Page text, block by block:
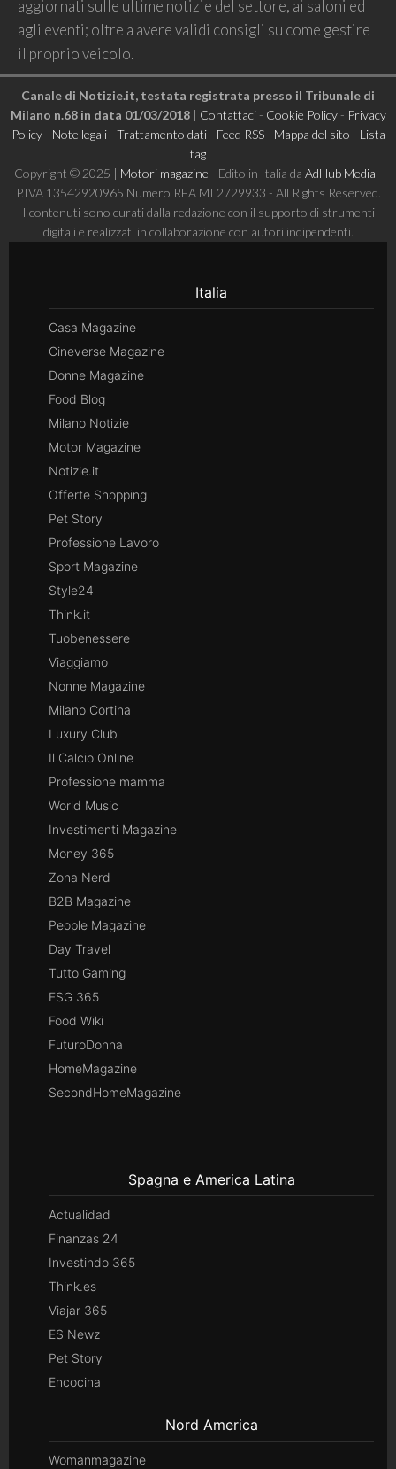
aggiornati sulle ultime notizie del settore, ai saloni ed
agli eventi; oltre a avere validi consigli su come gestire
il proprio veicolo.
Canale di Notizie.it, testata registrata presso il Tribunale di
Milano n.68 in data 01/03/2018| Contattaci- Cookie Policy- Privacy
Policy- Note legali- Trattamento dati- Feed RSS- Mappa del sito - Lista
tag
Copyright © 2025 | Motori magazine - Edito in Italia da AdHub Media -
P.IVA 13542920965 Numero REA MI 2729933 - All Rights Reserved.
I contenuti sono curati dalla redazione con il supporto di strumenti
digitali e realizzati in collaborazione con autori indipendenti.
Italia
Casa Magazine
Cineverse Magazine
Donne Magazine
Food Blog
Milano Notizie
Motor Magazine
Notizie.it
Offerte Shopping
Pet Story
Professione Lavoro
Sport Magazine
Style24
Think.it
Tuobenessere
Viaggiamo
Nonne Magazine
Milano Cortina
Luxury Club
Il Calcio Online
Professione mamma
World Music
Investimenti Magazine
Money 365
Zona Nerd
B2B Magazine
People Magazine
Day Travel
Tutto Gaming
ESG 365
Food Wiki
FuturoDonna
HomeMagazine
SecondHomeMagazine
Spagna e America Latina
Actualidad
Finanzas 24
Investindo 365
Think.es
Viajar 365
ES Newz
Pet Story
Encocina
Nord America
Womanmagazine